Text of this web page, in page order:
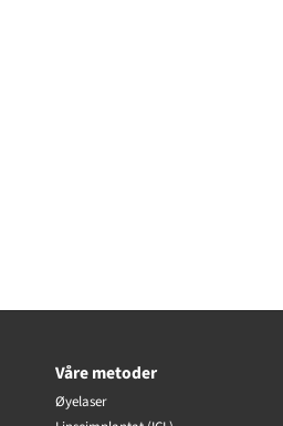
Våre metoder
Øyelaser